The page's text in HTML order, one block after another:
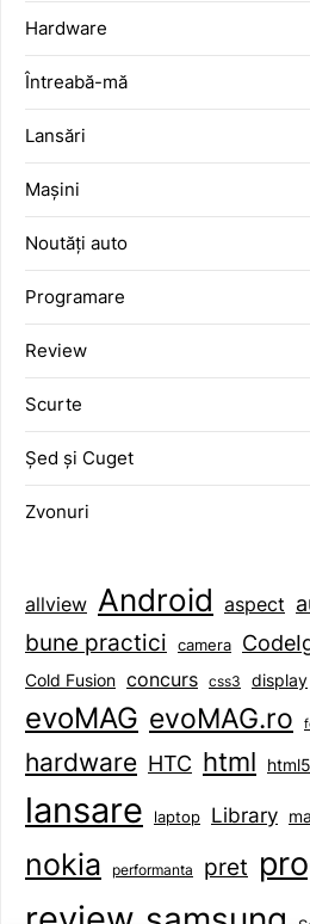
Hardware
Întreabă-mă
Lansări
Mașini
Noutăți auto
Programare
Review
Scurte
Șed și Cuget
Zvonuri
allview Android aspect
bune practici camera
Cold Fusion concurs css3 display
evoMAG evoMAG.ro
hardware HTC html html5
lansare laptop Library
nokia performanta pret